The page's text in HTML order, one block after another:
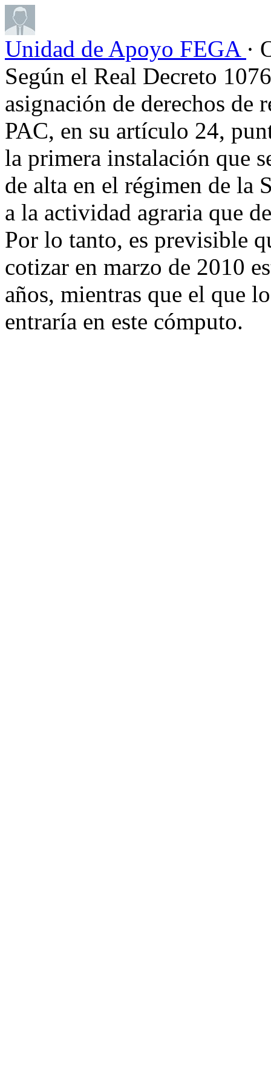
Unidad de Apoyo FEGA ·
Según el Real Decreto
asignación de derechos de
PAC, en su artículo 24,
la primera instalación que
de alta en el régimen de la
a la actividad agraria que
Por lo tanto, es previsible
cotizar en marzo de 2010
años, mientras que el que
entraría en este cómputo.